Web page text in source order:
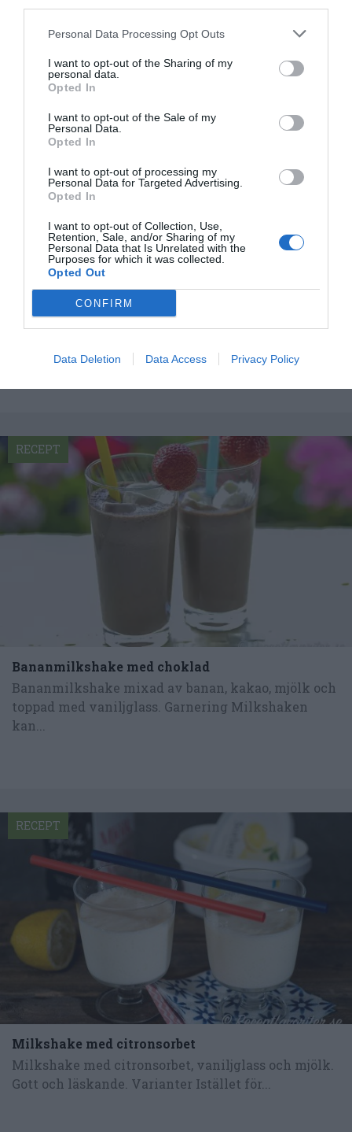
Personal Data Processing Opt Outs
I want to opt-out of the Sharing of my
personal data.
Opted In
I want to opt-out of the Sale of my
Personal Data.
Opted In
I want to opt-out of processing my
Personal Data for Targeted Advertising.
Opted In
I want to opt-out of Collection, Use,
Retention, Sale, and/or Sharing of my
Personal Data that Is Unrelated with the
Purposes for which it was collected.
Opted Out
CONFIRM
Data Deletion Data Access Privacy Policy
Hallonmilkshake
En god milkshake med hallon, vaniljglass, mjölk
och lite socker. Du kan använda färska hallon; eller
RECEPT
Bananmilkshake med choklad
Bananmilkshake mixad av banan, kakao, mjölk och
toppad med vaniljglass. Garnering Milkshaken
kan...
RECEPT
Milkshake med citronsorbet
Milkshake med citronsorbet, vaniljglass och mjölk.
Gott och läskande. Varianter Istället för...
RECEPT